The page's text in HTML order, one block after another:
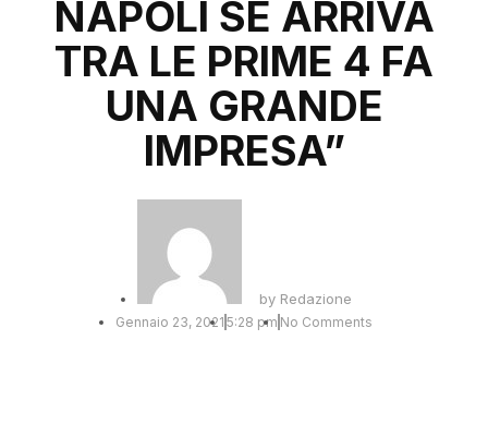
NAPOLI SE ARRIVA
TRA LE PRIME 4 FA
UNA GRANDE
IMPRESA”
byRedazione
Gennaio 23, 2021 5:28 pm No Comments